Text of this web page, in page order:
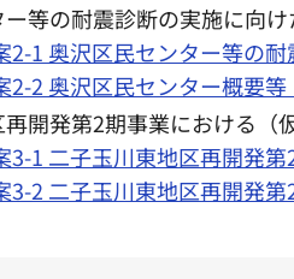
等の耐震診断の実施に向
2-1 奥沢区民センター等の耐
2-2 奥沢区民センター概要等
開発第2期事業における（
3-1 二子玉川東地区再開発
3-2 二子玉川東地区再開発